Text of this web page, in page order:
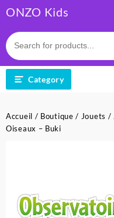
to
content
ONZO Kids
Category
Accueil / Boutique / Jouets /
Oiseaux – Buki